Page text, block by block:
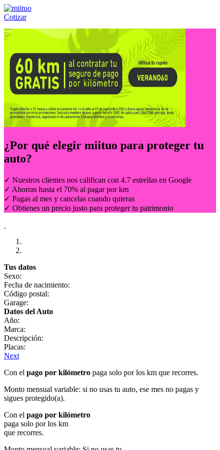
Cotizar
Llámanos al:(55) 84-21-05-00 ó
¿Por qué elegir miituo para proteger tu
auto?
✓ Nuestros clientes nos califican con 4.7 estrellas en Google
✓ Ahorras hasta el 70% al pagar por km
✓ Pagas al mes y cancelas cuando quieras
✓ Obtienes un precio justo para proteger tu patrimonio
Tus datos
Sexo:
Fecha de nacimiento:
Código postal:
Garage:
Datos del Auto
Año:
Marca:
Descripción:
Placas:
Next
Con el pago por kilómetro paga solo por los km que recorres.
Monto mensual variable: si no usas tu auto, ese mes no pagas y
sigues protegido(a).
Con el pago por kilómetro
paga solo por los km
que recorres.